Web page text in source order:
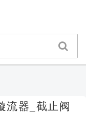
流器_截止阀